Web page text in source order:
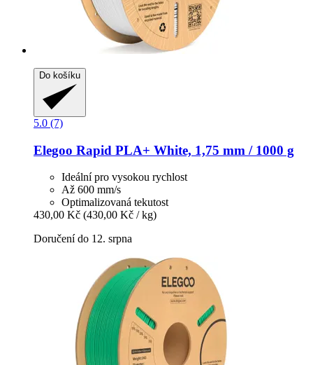
Do košíku
5.0 (7)
Elegoo Rapid PLA+ White, 1,75 mm / 1000 g
Ideální pro vysokou rychlost
Až 600 mm/s
Optimalizovaná tekutost
430,00 Kč (430,00 Kč / kg)
Doručení do 12. srpna